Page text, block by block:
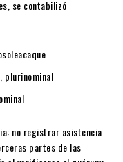
, se contabilizó
plurinominal
no registrar asistencia
partes de las